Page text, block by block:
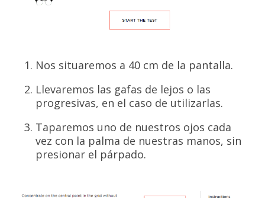
Nos situaremos a 40 cm de la pantalla.
Llevaremos las gafas de lejos o las
progresivas, en el caso de utilizarlas.
Taparemos uno de nuestros ojos cada
vez con la palma de nuestras manos, sin
presionar el párpado.